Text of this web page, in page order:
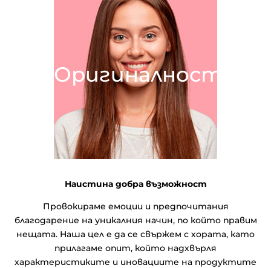
Оригиналност
Наистина добра възможност
Провокираме емоции и предпочитания
благодарение на уникалния начин, по който правим
нещата. Наша цел е да се свържем с хората, като
прилагаме опит, който надхвърля
характеристиките и иновациите на продуктите